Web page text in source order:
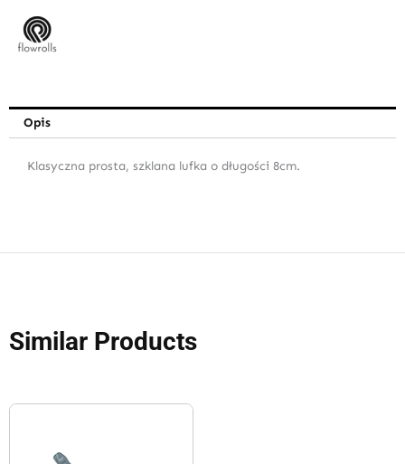
Opis
Klasyczna prosta, szklana lufka o długości 8cm.
Similar Products